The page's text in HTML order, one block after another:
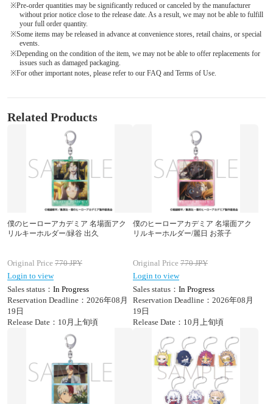
※Pre-order quantities may be significantly reduced or canceled by the manufacturer
without prior notice close to the release date. As a result, we may not be able to fulfill
your full order quantity.
※Some items may be released in advance at convenience stores, retail chains, or special
events.
※Depending on the condition of the item, we may not be able to offer replacements for
issues such as damaged packaging.
※For other important notes, please refer to our FAQ and Terms of Use.
Related Products
僕のヒーローアカデミア 名場面アク
リルキーホルダー/緑谷 出久
Original Price 770JPY
Login to view
Sales status： In Progress
Reservation Deadline：2026年08月
19日
Release Date：10月上旬頃
僕のヒーローアカデミア 名場面アク
リルキーホルダー/麗日 お茶子
Original Price 770JPY
Login to view
Sales status： In Progress
Reservation Deadline：2026年08月
19日
Release Date：10月上旬頃